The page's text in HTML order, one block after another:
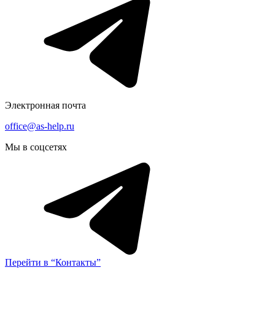
Электронная почта
office@as-help.ru
Мы в соцсетях
Перейти в “Контакты”